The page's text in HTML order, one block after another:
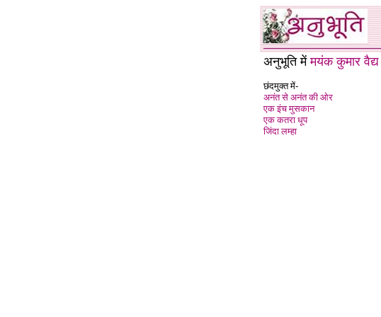
अनुभूति मेंमयंक कुमार वैद्य
छंदमुक्त में-
अनंत से अनंत की ओर
एक इंच मुसकान
एक कतरा धूप
जिंदा लम्हा